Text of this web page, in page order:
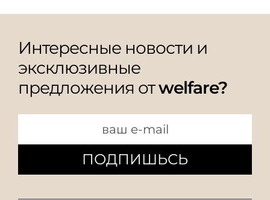
Интересные новости и
эксклюзивные
предложения отwelfare?
ПОДПИШЬСЬ